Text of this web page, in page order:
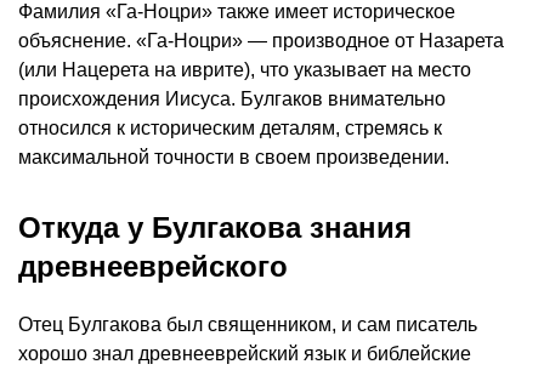
Фамилия «Га-Ноцри» также имеет историческое
объяснение. «Га-Ноцри» — производное от Назарета
(или Нацерета на иврите), что указывает на место
происхождения Иисуса. Булгаков внимательно
относился к историческим деталям, стремясь к
максимальной точности в своем произведении.
Откуда у Булгакова знания
древнееврейского
Отец Булгакова был священником, и сам писатель
хорошо знал древнееврейский язык и библейские